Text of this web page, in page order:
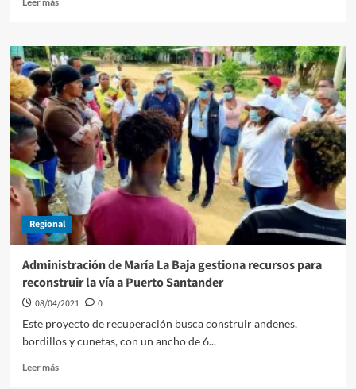
En
tiempo
record
finalizan
trabajos
que
realizaba
Surtigas
en
la
isla
de
Tierra
Bomba
Regional
Administración de María La Baja gestiona recursos para
reconstruir la vía a Puerto Santander
08/04/2021
0
Este proyecto de recuperación busca construir andenes,
bordillos y cunetas, con un ancho de 6...
Leer másLeer